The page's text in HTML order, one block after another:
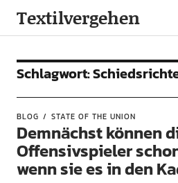
Textilvergehen
Schlagwort:
BLOG STATE OF THE UNION
Demnächst können
Offensivspieler
wenn sie es in den